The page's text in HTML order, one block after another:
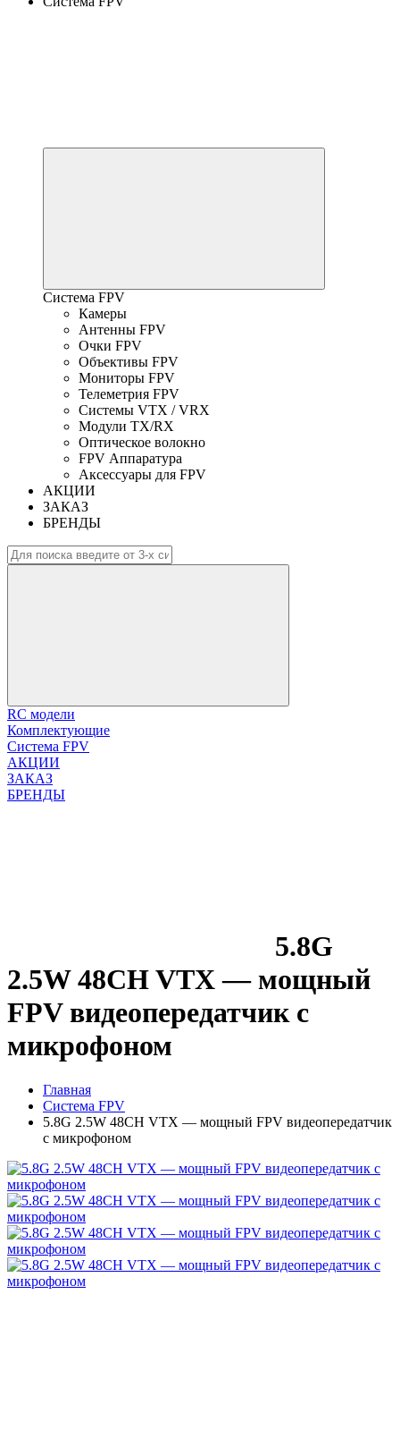
Система FPV
Камеры
Антенны FPV
Очки FPV
Объективы FPV
Мониторы FPV
Телеметрия FPV
Системы VTX / VRX
Модули TX/RX
Оптическое волокно
FPV Аппаратура
Аксессуары для FPV
АКЦИИ
ЗАКАЗ
БРЕНДЫ
RC модели
Комплектующие
Система FPV
АКЦИИ
ЗАКАЗ
БРЕНДЫ
5.8G
2.5W 48CH VTX — мощный
FPV видеопередатчик с
микрофоном
Главная
Система FPV
5.8G 2.5W 48CH VTX — мощный FPV видеопередатчик
с микрофоном